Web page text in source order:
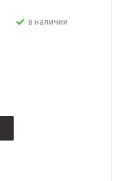
в наличии